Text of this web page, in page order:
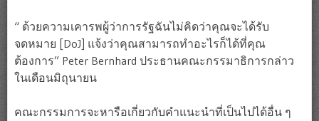
“ ด้วยความเคารพผู้ว่าการรัฐฉันไม่คิดว่าคุณจะได้รับ
จดหมาย [DoJ] แจ้งว่าคุณสามารถทำอะไรก็ได้ที่คุณ
ต้องการ” Peter Bernhard ประธานคณะกรรมาธิการกล่าว
ในเดือนมิถุนายน
คณะกรรมการจะหารือเกี่ยวกับคำแนะนำที่เป็นไปได้อื่น ๆ